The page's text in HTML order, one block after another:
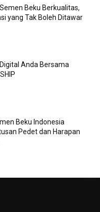
Beku Berkualitas,
yang Tak Boleh Ditawar
Anda Bersama
Beku Indonesia
Pedet dan Harapan